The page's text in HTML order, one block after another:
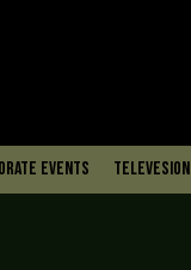
Events Televesion